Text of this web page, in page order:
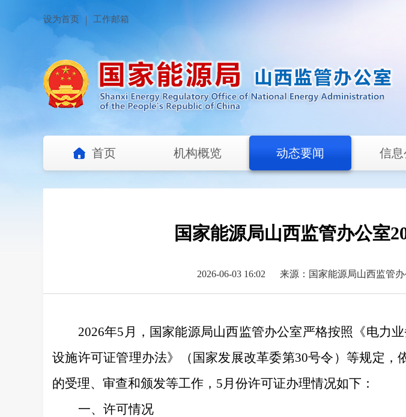
设为首页 工作邮箱
首页 机构概览 动态要闻 信
国家能源局山西监管办公室
2026-06-03 16:02 来源：国家能源局山西监管
2026年5 月，国家能源局山西监管办公室严格按照《电力
设施许可证管理办法》（国家发展改革委第30号令）等规定，
的受理、审查和颁发等工作， 5月 份许可证办理情况如下：
一、许可情况